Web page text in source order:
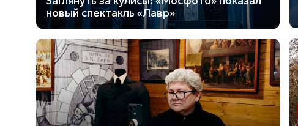
новый спектакль «Лавр»